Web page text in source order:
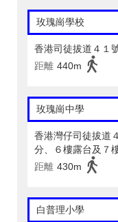
玫瑰崗學校
香港司徒拔道４１
距離 440m
玫瑰崗中學
香港灣仔司徒拔道
分、６樓露台及７
距離 430m
白普理小學